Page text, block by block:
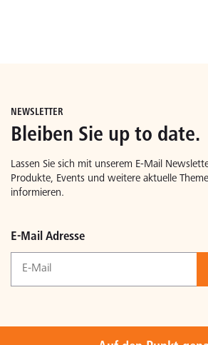
NEWSLETTER
Bleiben Sie up to date.
Lassen Sie sich mit unserem E-Mail
Produkte, Events und weitere aktuelle
informieren.
E-Mail Adresse